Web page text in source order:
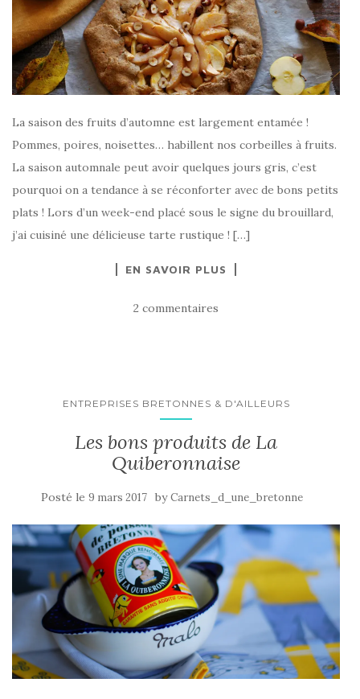
La saison des fruits d’automne est largement entamée !
Pommes, poires, noisettes… habillent nos corbeilles à fruits.
La saison automnale peut avoir quelques jours gris, c’est
pourquoi on a tendance à se réconforter avec de bons petits
plats ! Lors d’un week-end placé sous le signe du brouillard,
j’ai cuisiné une délicieuse tarte rustique ! […]
EN SAVOIR PLUS
2 commentaires
ENTREPRISES BRETONNES & D'AILLEURS
Les bons produits de La
Quiberonnaise
Posté le 9 mars 2017 byCarnets_d_une_bretonne